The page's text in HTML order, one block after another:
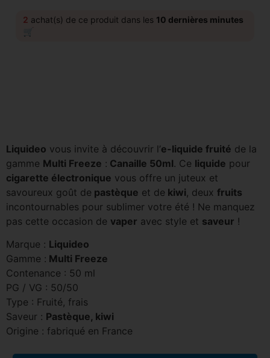
2 achat(s) de ce produit dans les 10 dernières minutes
🛒
Liquideo vous invite à découvrir l’e-liquide fruité de la
gamme Multi Freeze : Canaille 50ml. Ce liquide pour
cigarette électronique vous offre un juteux et
savoureux goût de pastèque et de kiwi, deux fruits
incontournables pour sublimer votre été ! Ne manquez
pas cette occasion de vaper avec style et saveur !
Marque : Liquideo
Gamme : Multi Freeze
Contenance : 50 ml
PG / VG : 50/50
Type : Fruité, frais
Saveur : Pastèque, kiwi
Origine : fabriqué en France